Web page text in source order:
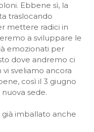
Ebbene sì, la
traslocando
mettere radici in
a sviluppare le
emozionati per
dove andremo ci
sveliamo ancora
così il 3 giugno
sede.
imballato anche